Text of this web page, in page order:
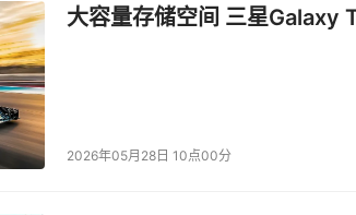
大容量存储空间 三星Galaxy
2026年05月28日 10点00分